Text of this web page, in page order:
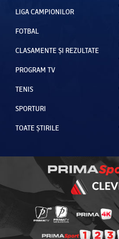
LIGA CAMPIONILOR
FOTBAL
CLASAMENTE ȘI REZULTATE
PROGRAM TV
TENIS
SPORTURI
TOATE ȘTIRILE